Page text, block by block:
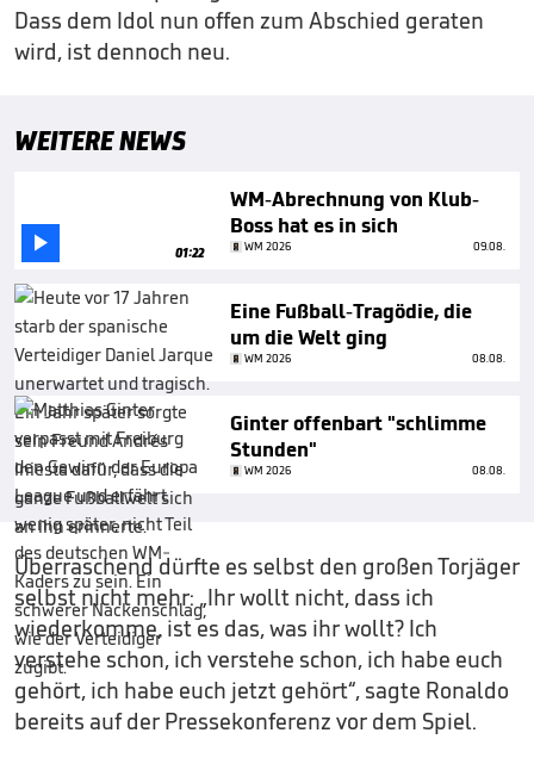
Dass dem Idol nun offen zum Abschied geraten
wird, ist dennoch neu.
WEITERE NEWS
 01:22
WM-Abrechnung von Klub-
Boss hat es in sich
WM 2026 09.08.
Eine Fußball-Tragödie, die
um die Welt ging
WM 2026 08.08.
Ginter offenbart "schlimme
Stunden"
WM 2026 08.08.
Überraschend dürfte es selbst den großen Torjäger
selbst nicht mehr: „Ihr wollt nicht, dass ich
wiederkomme, ist es das, was ihr wollt? Ich
verstehe schon, ich verstehe schon, ich habe euch
gehört, ich habe euch jetzt gehört“, sagte Ronaldo
bereits auf der Pressekonferenz vor dem Spiel.